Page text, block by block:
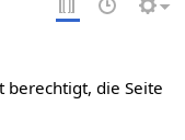
berechtigt, die Seite